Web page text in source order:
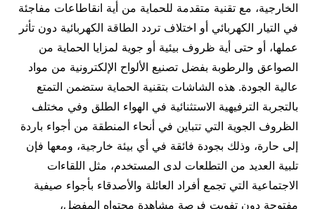
الخارجية، مع تقنية متقدمة للحماية من أية انقاطاعات مفاجئة
في التيار الكهربائي أو اختلاف تردد الطاقة الكهربائية دون تأثر
عملها، أو حتى أية ظروف بيئية أو جوية لمزايا الحماية من
الصواعق والرطوبة بفضل تصنيع الألواح الإلكترونية من مواد
عالية الجودة. هذه الشاشات بتقنية الحماية ستضمن التمتع
بالتجربة الترفيهية الاستثنائية في الهواء الطلق وفي مختلف
الظروف الجوية التي تتباين في أنحاء المنطقة من أجواء باردة
إلى حارة، وذلك بجودة فائقة في أي بيئة خارجية، ومعها فإن
تلبية العديد من التطلعات لدى المستخدم، مثل اللقاءات
الاجتماعية التي تجمع أفراد العائلة والأصدقاء بأجواء صيفية
مفتوحة دون تفويت فرصة مشاهدة محتواه المفضل،